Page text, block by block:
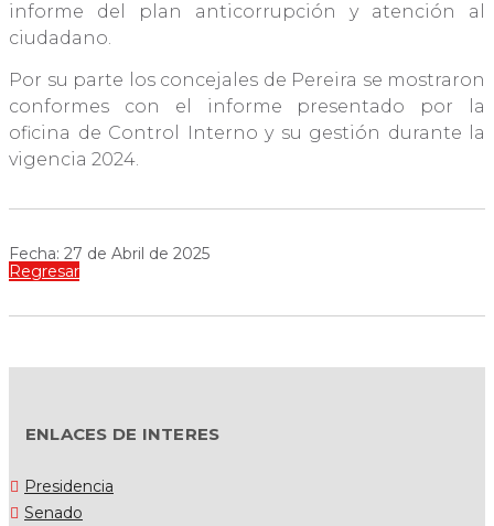
informe del plan anticorrupción y atención al
ciudadano.
Por su parte los concejales de Pereira se mostraron
conformes con el informe presentado por la
oficina de Control Interno y su gestión durante la
vigencia 2024.
Fecha: 27 de Abril de 2025
Regresar
ENLACES DE INTERES
Presidencia
Senado